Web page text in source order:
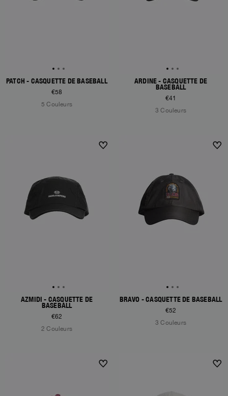
PATCH - CASQUETTE DE BASEBALL
€58
5 Couleurs
ARDINE - CASQUETTE DE
BASEBALL
€41
3 Couleurs
AZMIDI - CASQUETTE DE
BASEBALL
€62
2 Couleurs
BRAVO - CASQUETTE DE BASEBALL
€52
3 Couleurs